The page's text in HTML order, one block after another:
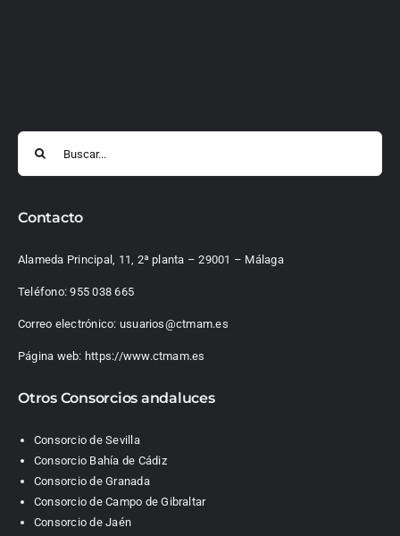
Contacto
Alameda Principal, 11, 2ª planta – 29001 – Málaga
Teléfono:955 038 665
Correo electrónico: usuarios@ctmam.es
Página web: https://www.ctmam.es
Otros Consorcios andaluces
Consorcio de Sevilla
Consorcio Bahía de Cádiz
Consorcio de Granada
Consorcio de Campo de Gibraltar
Consorcio de Jaén